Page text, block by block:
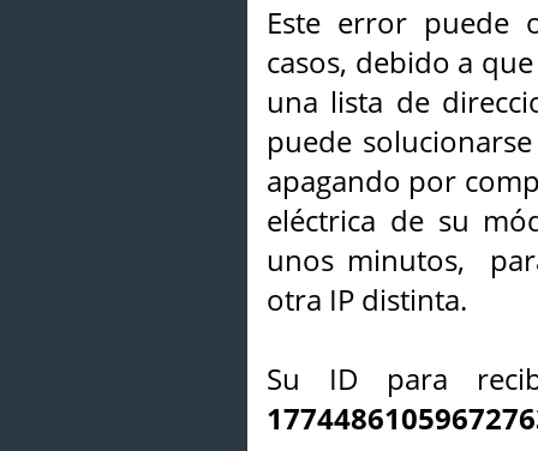
Este error puede
casos, debido a
una lista de
puede
apagando por
eléctrica de su
unos minutos,
otra IP distinta.
Su ID para